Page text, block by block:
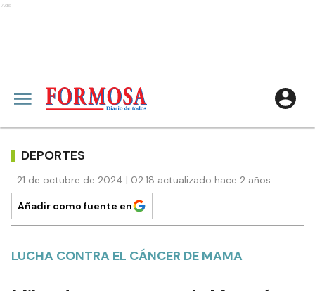
Ads
DEPORTES
21 de octubre de 2024 | 02:18 actualizado hace 2 años
Añadir como fuente en
LUCHA CONTRA EL CÁNCER DE MAMA